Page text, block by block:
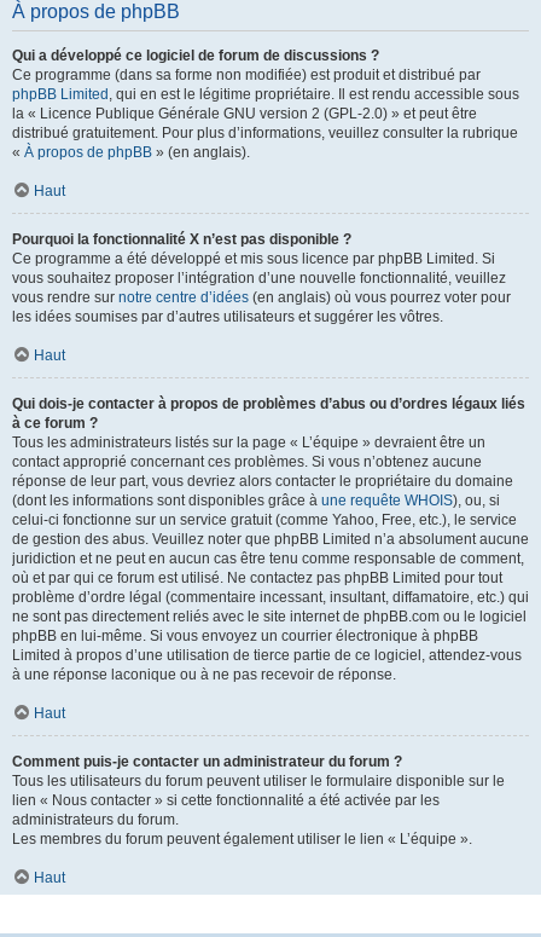
À propos de phpBB
Qui a développé ce logiciel de forum de discussions ?
Ce programme (dans sa forme non modifiée) est produit et distribué par
phpBB Limited , qui en est le légitime propriétaire. Il est rendu accessible sous
la « Licence Publique Générale GNU version 2 (GPL-2.0) » et peut être
distribué gratuitement. Pour plus d’informations, veuillez consulter la rubrique
« À propos de phpBB » (en anglais).
Haut
Pourquoi la fonctionnalité X n’est pas disponible ?
Ce programme a été développé et mis sous licence par phpBB Limited. Si
vous souhaitez proposer l’intégration d’une nouvelle fonctionnalité, veuillez
vous rendre sur notre centre d’idées (en anglais) où vous pourrez voter pour
les idées soumises par d’autres utilisateurs et suggérer les vôtres.
Haut
Qui dois-je contacter à propos de problèmes d’abus ou d’ordres légaux liés
à ce forum ?
Tous les administrateurs listés sur la page « L’équipe » devraient être un
contact approprié concernant ces problèmes. Si vous n’obtenez aucune
réponse de leur part, vous devriez alors contacter le propriétaire du domaine
(dont les informations sont disponibles grâce à une requête WHOIS), ou, si
celui-ci fonctionne sur un service gratuit (comme Yahoo, Free, etc.), le service
de gestion des abus. Veuillez noter que phpBB Limited n’a absolument aucune
juridiction et ne peut en aucun cas être tenu comme responsable de comment,
où et par qui ce forum est utilisé. Ne contactez pas phpBB Limited pour tout
problème d’ordre légal (commentaire incessant, insultant, diffamatoire, etc.) qui
ne sont pas directement reliés avec le site internet de phpBB.com ou le logiciel
phpBB en lui-même. Si vous envoyez un courrier électronique à phpBB
Limited à propos d’une utilisation de tierce partie de ce logiciel, attendez-vous
à une réponse laconique ou à ne pas recevoir de réponse.
Haut
Comment puis-je contacter un administrateur du forum ?
Tous les utilisateurs du forum peuvent utiliser le formulaire disponible sur le
lien « Nous contacter » si cette fonctionnalité a été activée par les
administrateurs du forum.
Les membres du forum peuvent également utiliser le lien « L’équipe ».
Haut